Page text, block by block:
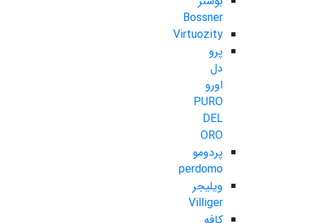
Bossner
Virtuozity
پرو
دل
اورو
PURO
DEL
ORO
پردومو
perdomo
ویلیجر
Villiger